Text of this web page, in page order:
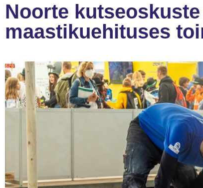
Noorte
maastikuehituses